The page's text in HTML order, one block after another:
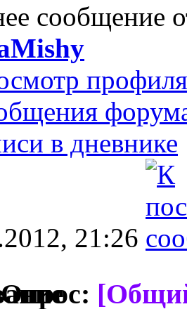
сообщение
профиля
в дневнике
21:26
Опрос: